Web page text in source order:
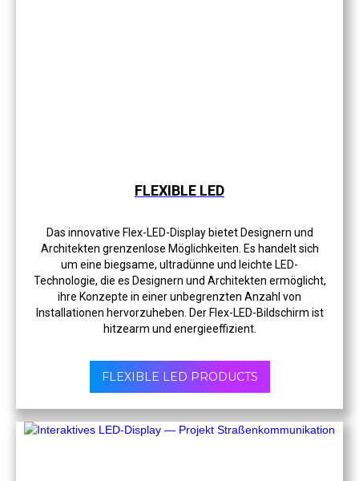
FLEXIBLE LED
Das innovative Flex-LED-Display bietet Designern und
Architekten grenzenlose Möglichkeiten. Es handelt sich
um eine biegsame, ultradünne und leichte LED-
Technologie, die es Designern und Architekten ermöglicht,
ihre Konzepte in einer unbegrenzten Anzahl von
Installationen hervorzuheben. Der Flex-LED-Bildschirm ist
hitzearm und energieeffizient.
FLEXIBLE LED PRODUCTS